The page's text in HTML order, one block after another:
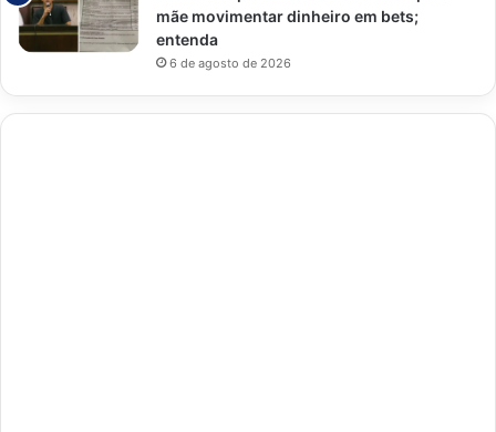
mãe movimentar dinheiro em bets;
entenda
6 de agosto de 2026